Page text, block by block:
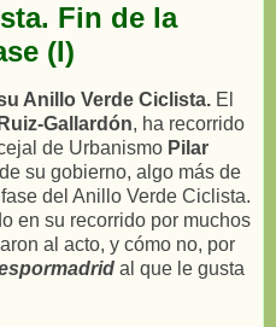
Fin de la
(I)
Anillo Verde Ciclista. El
Gallardón, ha recorrido
de Urbanismo Pilar
su gobierno, algo más de
del Anillo Verde Ciclista.
en su recorrido por muchos
al acto, y cómo no, por
al que le gusta